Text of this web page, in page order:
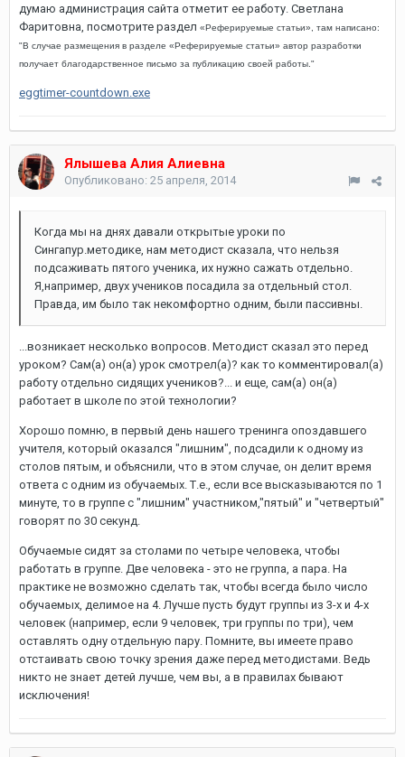
думаю администрация сайта отметит ее работу. Светлана
Фаритовна, посмотрите раздел «Реферируемые статьи», там написано:
"В случае размещения в разделе «Реферируемые статьи» автор разработки
получает благодарственное письмо за публикацию своей работы."
eggtimer-countdown.exe
Ялышева Алия Алиевна
Опубликовано: 25 апреля, 2014
Когда мы на днях давали открытые уроки по
Сингапур.методике, нам методист сказала, что нельзя
подсаживать пятого ученика, их нужно сажать отдельно.
Я,например, двух учеников посадила за отдельный стол.
Правда, им было так некомфортно одним, были пассивны.
...возникает несколько вопросов. Методист сказал это перед
уроком? Сам(а) он(а) урок смотрел(а)? как то комментировал(а)
работу отдельно сидящих учеников?... и еще, сам(а) он(а)
работает в школе по этой технологии?
Хорошо помню, в первый день нашего тренинга опоздавшего
учителя, который оказался "лишним", подсадили к одному из
столов пятым, и объяснили, что в этом случае, он делит время
ответа с одним из обучаемых. Т.е., если все высказываются по 1
минуте, то в группе с "лишним" участником,"пятый" и "четвертый"
говорят по 30 секунд.
Обучаемые сидят за столами по четыре человека, чтобы
работать в группе. Две человека - это не группа, а пара. На
практике не возможно сделать так, чтобы всегда было число
обучаемых, делимое на 4. Лучше пусть будут группы из 3-х и 4-х
человек (например, если 9 человек, три группы по три), чем
оставлять одну отдельную пару. Помните, вы имеете право
отстаивать свою точку зрения даже перед методистами. Ведь
никто не знает детей лучше, чем вы, а в правилах бывают
исключения!